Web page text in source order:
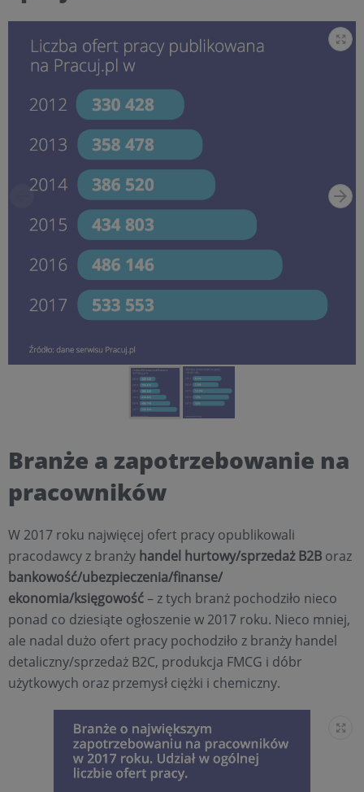
Branże a zapotrzebowanie na
pracowników
W 2017 roku najwięcej ofert pracy opublikowali
pracodawcy z branży handel hurtowy/sprzedaż B2B oraz
bankowość/ubezpieczenia/finanse/
ekonomia/księgowość– z tych branż pochodziło nieco
ponad co dziesiąte ogłoszenie w 2017 roku. Nieco mniej,
ale nadal dużo ofert pracy pochodziło z branży handel
detaliczny/sprzedaż B2C, produkcja FMCG i dóbr
użytkowych oraz przemysł ciężki i chemiczny.